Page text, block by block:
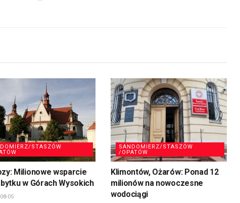
STASZÓW
Milionowe wsparcie
w Górach Wysokich
05
SANDOMIERZ/STASZÓW
/OPATÓW
Klimontów, Ożarów: Ponad 12
milionów na nowoczesne
wodociągi